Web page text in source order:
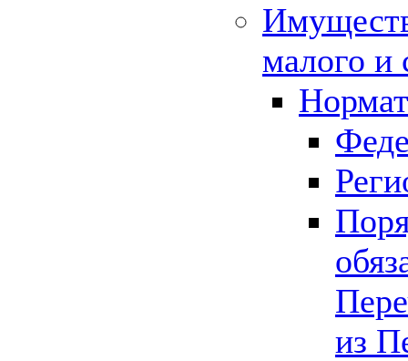
малого и
из